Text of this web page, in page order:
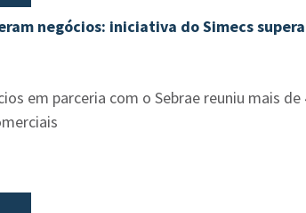
negócios: iniciativa do Simecs
em parceria com o Sebrae reuniu mais